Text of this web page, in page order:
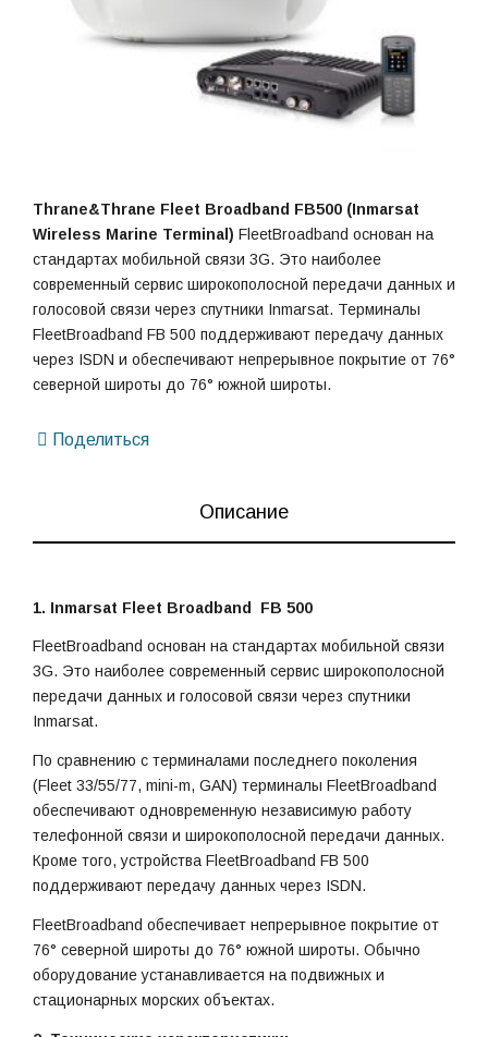
Thrane&Thrane Fleet Broadband FB500 (Inmarsat
Wireless Marine Terminal) FleetBroadband основан на
стандартах мобильной связи 3G. Это наиболее
современный сервис широкополосной передачи данных и
голосовой связи через спутники Inmarsat. Терминалы
FleetBroadband FB 500 поддерживают передачу данных
через ISDN и обеспечивают непрерывное покрытие от 76°
северной широты до 76° южной широты.
Поделиться
Описание
1. Inmarsat Fleet Вroadband FB 500
FleetBroadband основан на стандартах мобильной связи
3G. Это наиболее современный сервис широкополосной
передачи данных и голосовой связи через спутники
Inmarsat.
По сравнению с терминалами последнего поколения
(Fleet 33/55/77, mini-m, GAN) терминалы FleetBroadband
обеспечивают одновременную независимую работу
телефонной связи и широкополосной передачи данных.
Кроме того, устройства FleetBroadband FB 500
поддерживают передачу данных через ISDN.
FleetBroadband обеспечивает непрерывное покрытие от
76° северной широты до 76° южной широты. Обычно
оборудование устанавливается на подвижных и
стационарных морских объектах.